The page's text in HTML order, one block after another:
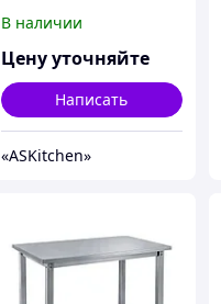
полки ASKitchen ASKO-
18/6
В наличии
Цену уточняйте
Написать
«ASKitсhen»